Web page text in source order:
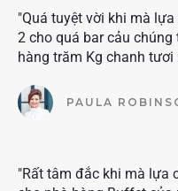
"Quá tuyệt vời khi mà
2 cho quá bar cảu
hàng trăm Kg chanh
PAULA
"Rất tâm đắc khi mà lựa